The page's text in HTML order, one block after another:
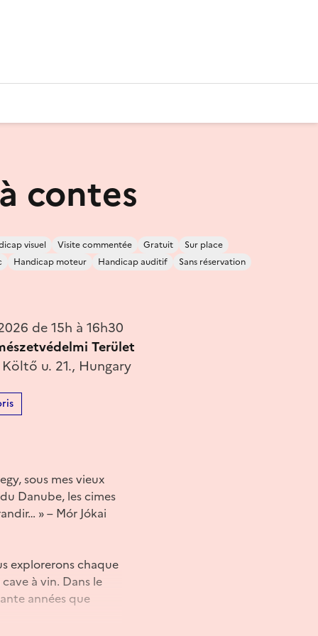
contes
visuel Visite commentée Gratuit
Sur place
Handicap moteur Handicap auditif
Sans réservation
de 15h à 16h30
Terület
Költő u. 21., Hungary
sous mes vieux
Danube, les cimes
» – Mór Jókai
explorerons chaque
à vin. Dans le
années que